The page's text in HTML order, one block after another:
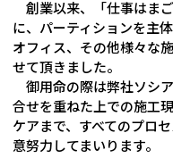
創業以来、「仕事はま
に、パーティションを主
オフィス、その他様々な
せて頂きました。
御用命の際は弊社ソシ
合せを重ねた上での施工
ケアまで、すべてのプロ
意努力してまいります。